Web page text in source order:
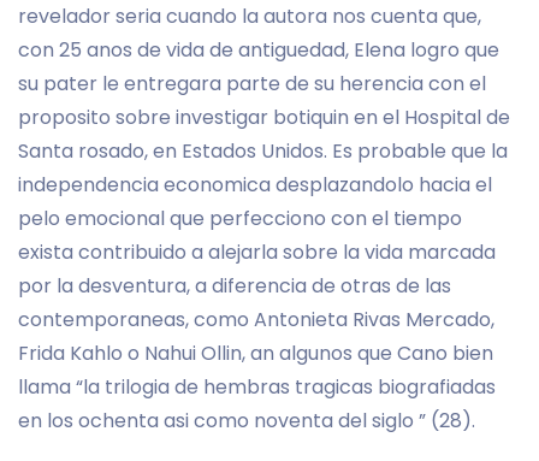
revelador seri­a cuando la autora nos cuenta que,
con 25 anos de vida de antiguedad, Elena logro que
su pater le entregara parte de su herencia con el
proposito sobre investigar botiquin en el Hospital de
Santa rosado, en Estados Unidos. Es probable que la
independencia economica desplazandolo hacia el
pelo emocional que perfecciono con el tiempo
exista contribuido a alejarla sobre la vida marcada
por la desventura, a diferencia de otras de las
contemporaneas, como Antonieta Rivas Mercado,
Frida Kahlo o Nahui Ollin, an algunos que Cano bien
llama “la trilogia de hembras tragicas biografiadas
en los ochenta asi­ como noventa del siglo ” (28).